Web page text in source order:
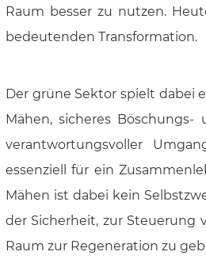
Raum besser zu nutzen.
bedeutenden Transformation.
Der grüne Sektor spielt dabei
Mähen, sicheres Böschungs-
verantwortungsvoller
essenziell für ein
Mähen ist dabei kein
der Sicherheit, zur Steuerung
Raum zur Regeneration zu